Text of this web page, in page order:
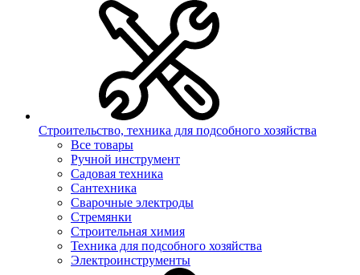
Строительство, техника для подсобного хозяйства
Все товары
Ручной инструмент
Садовая техника
Сантехника
Сварочные электроды
Стремянки
Строительная химия
Техника для подсобного хозяйства
Электроинструменты